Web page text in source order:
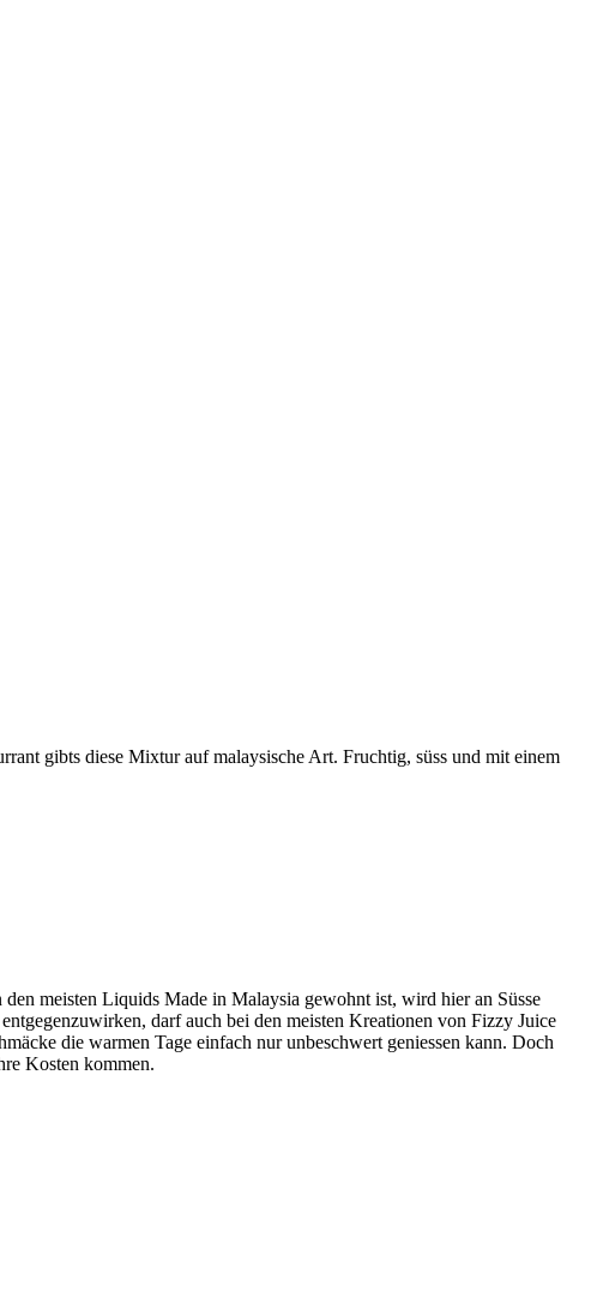
gibts diese Mixtur auf malaysische Art. Fruchtig, süss und mit einem
meisten Liquids Made in Malaysia gewohnt ist, wird hier an Süsse
entgegenzuwirken, darf auch bei den meisten Kreationen von Fizzy Juice
die warmen Tage einfach nur unbeschwert geniessen kann. Doch
Kosten kommen.